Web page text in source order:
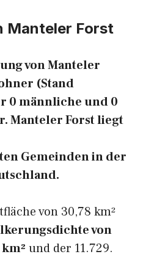
Manteler Forst
von Manteler
(Stand
0 männliche und 0
Manteler Forst liegt
Gemeinden in der
von 30,78 km²
von
und der 11.729.